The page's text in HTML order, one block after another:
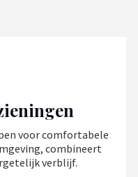
voor comfortabele
combineert
verblijf.